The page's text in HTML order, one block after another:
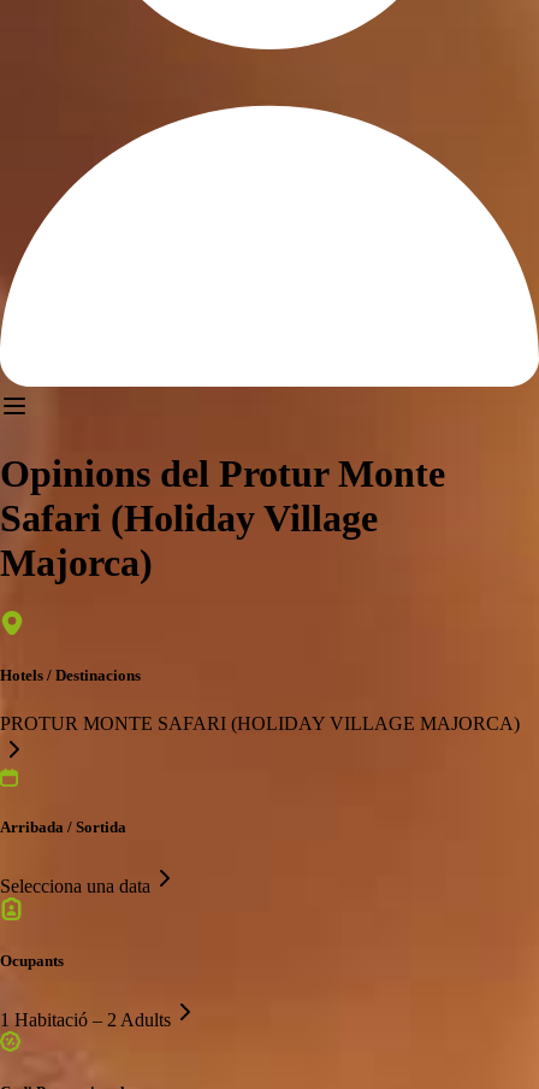
Opinions del Protur Monte
Safari (Holiday Village
Majorca)
Hotels / Destinacions
PROTUR MONTE SAFARI (HOLIDAY VILLAGE MAJORCA)
Arribada / Sortida
Selecciona una data
Ocupants
1 Habitació – 2 Adults